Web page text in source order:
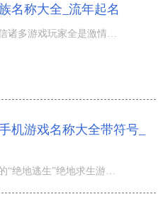
名称大全_流年起名
说到手机游戏坚信诸多游戏玩家全是激情满满的，例如前不久好几家发售网络游戏公司公布了年Q3财务报告，完美
机游戏名称大全带符号_
做为更为受欢迎的“绝地逃生”绝地求生游戏，据数据分析来源于我国的活跃性游戏玩家总数早已做到了六百万！